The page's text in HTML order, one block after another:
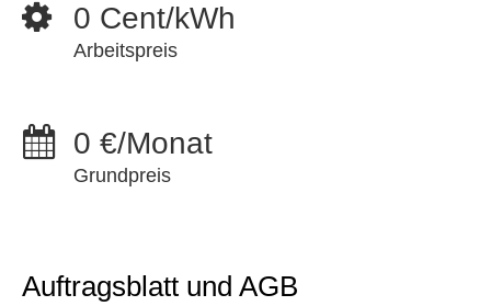
0 Cent/kWh
Arbeitspreis
0 €/Monat
Grundpreis
Auftragsblatt und AGB